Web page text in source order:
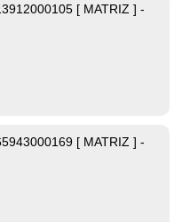
[ MATRIZ ] -
[ MATRIZ ] -